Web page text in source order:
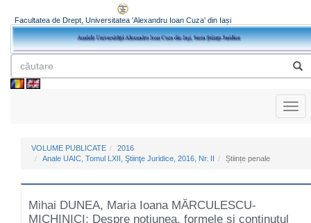
Facultatea de Drept, Universitatea 'Alexandru Ioan Cuza' din Iași
VOLUME PUBLICATE
2016
Anale UAIC, Tomul LXII, Ştiinţe Juridice, 2016, Nr. II
Științe penale
Mihai DUNEA, Maria Ioana MĂRCULESCU-
MICHINICI: Despre noțiunea, formele și conținutul